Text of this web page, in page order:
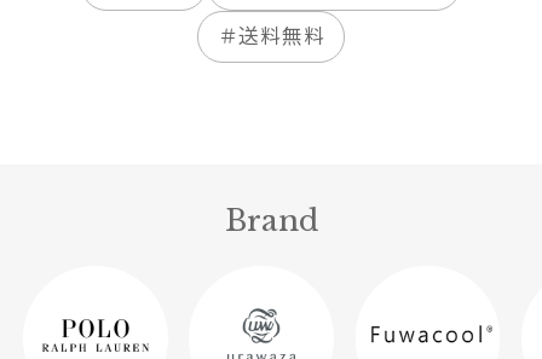
＃送料無料
Brand